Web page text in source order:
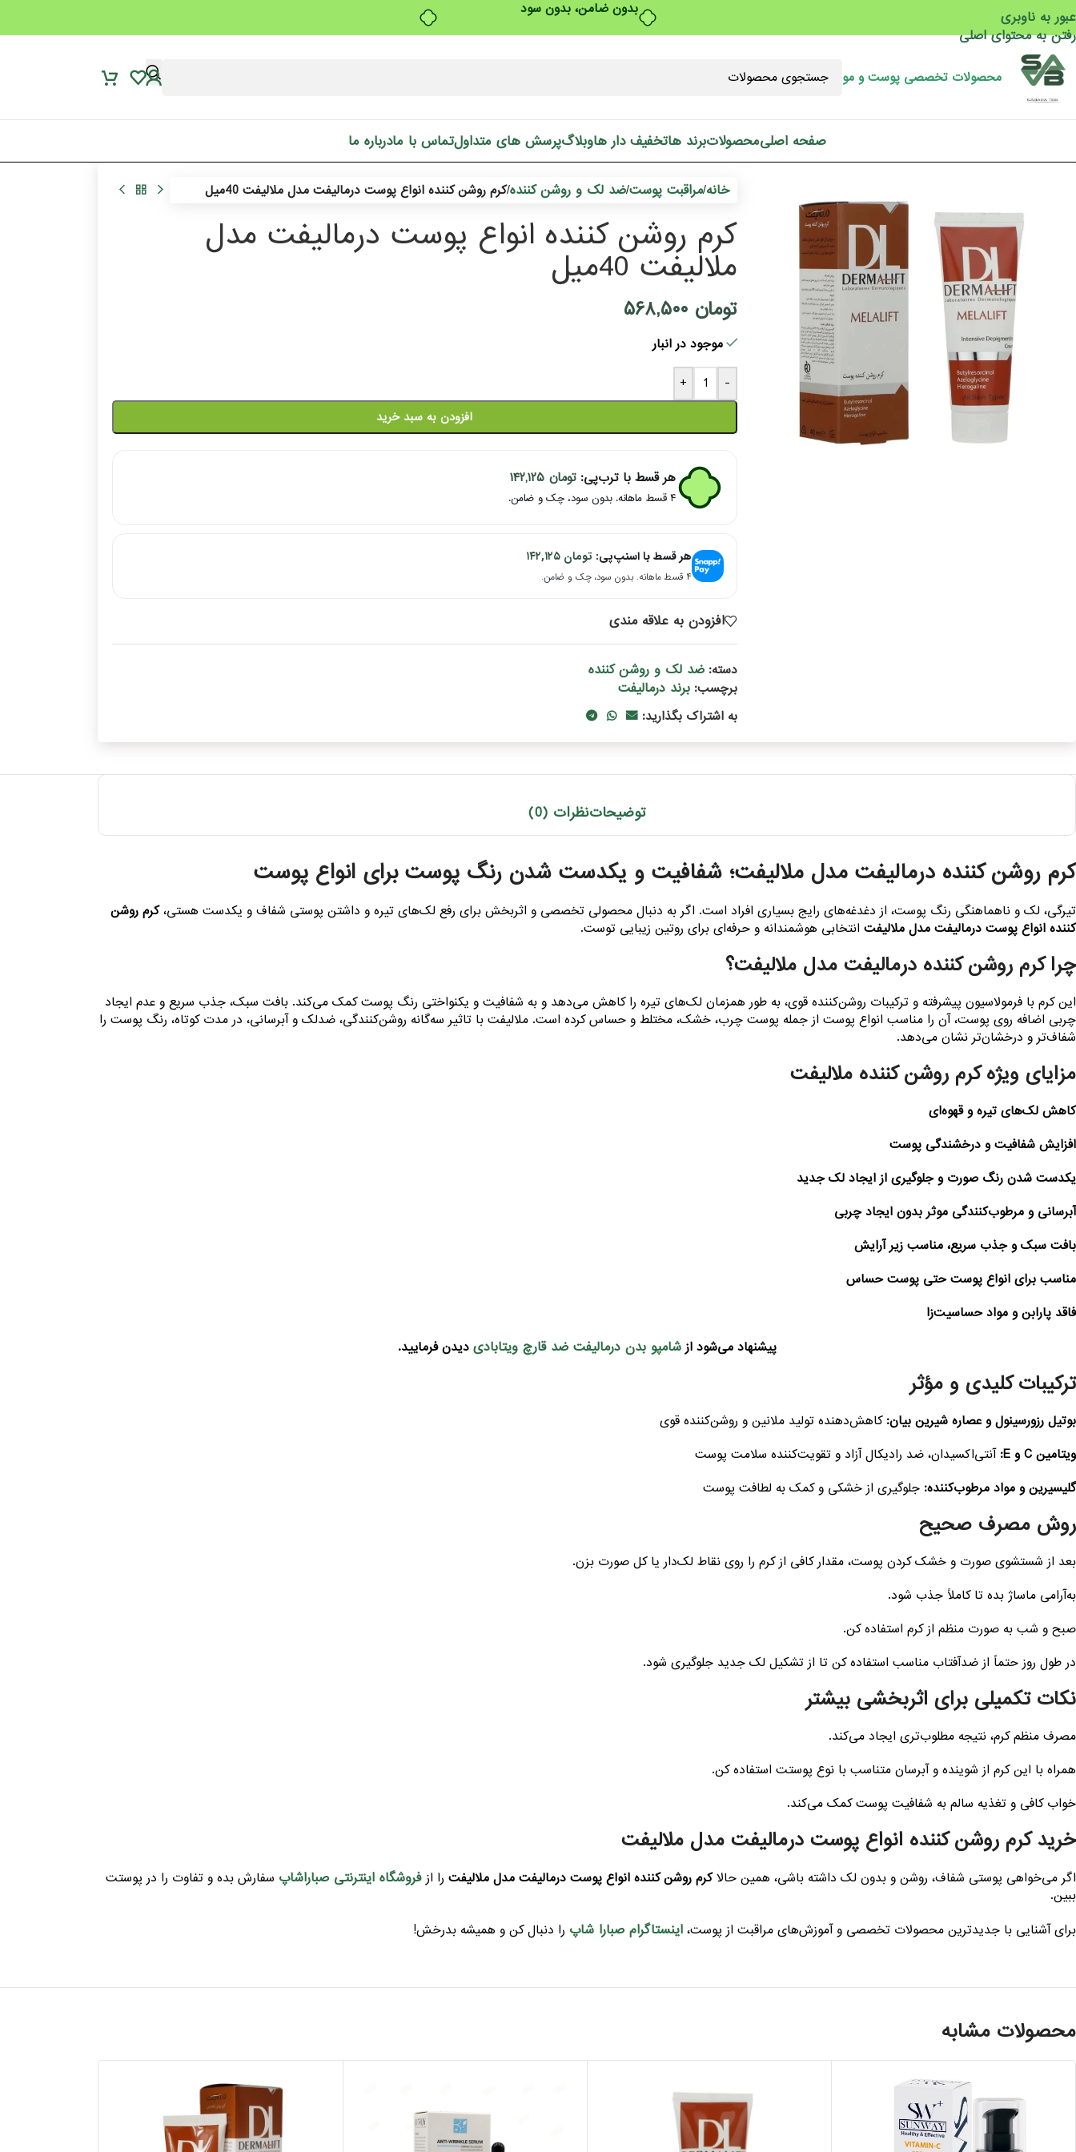
بدون ضامن، بدون سود
عبور به ناوبری
رفتن به محتوای اصلی
محصولات تخصصی پوست و مو
صفحه اصلیمحصولاتبرند هاتخفیف دار هاوبلاگپرسش های متداولتماس با مادرباره ما
خانه/مراقبت پوست/ضد لک و روشن کننده/کرم روشن کننده انواع پوست درمالیفت مدل ملالیفت 40میل
کرم روشن کننده انواع پوست درمالیفت مدل
ملالیفت 40میل
تومان ۵۶۸,۵۰۰
موجود در انبار
-
+
افزودن به سبد خرید
هر قسط با ترب‌پی:تومان ۱۴۲,۱۲۵
۴ قسط ماهانه. بدون سود، چک و ضامن.
هر قسط با اسنپ‌پی: تومان ۱۴۲,۱۲۵
۴ قسط ماهانه. بدون سود، چک و ضامن.
افزودن به علاقه مندی
دسته: ضد لک و روشن کننده
برچسب: برند درمالیفت
به اشتراک بگذارید:
توضیحاتنظرات (0)
کرم روشن کننده درمالیفت مدل ملالیفت؛ شفافیت و یکدست شدن رنگ پوست برای انواع پوست
تیرگی، لک و ناهماهنگی رنگ پوست، از دغدغه‌های رایج بسیاری افراد است. اگر به دنبال محصولی تخصصی و اثربخش برای رفع لک‌های تیره و داشتن پوستی شفاف و یکدست هستی،کرم روشن
کننده انواع پوست درمالیفت مدل ملالیفت انتخابی هوشمندانه و حرفه‌ای برای روتین زیبایی توست.
چرا کرم روشن کننده درمالیفت مدل ملالیفت؟
این کرم با فرمولاسیون پیشرفته و ترکیبات روشن‌کننده قوی، به طور همزمان لک‌های تیره را کاهش می‌دهد و به شفافیت و یکنواختی رنگ پوست کمک می‌کند. بافت سبک، جذب سریع و عدم ایجاد
چربی اضافه روی پوست، آن را مناسب انواع پوست از جمله پوست چرب، خشک، مختلط و حساس کرده است. ملالیفت با تاثیر سه‌گانه روشن‌کنندگی، ضدلک و آبرسانی، در مدت کوتاه، رنگ پوست را
شفاف‌تر و درخشان‌تر نشان می‌دهد.
مزایای ویژه کرم روشن کننده ملالیفت
کاهش لک‌های تیره و قهوه‌ای
افزایش شفافیت و درخشندگی پوست
یکدست شدن رنگ صورت و جلوگیری از ایجاد لک جدید
آبرسانی و مرطوب‌کنندگی موثر بدون ایجاد چربی
بافت سبک و جذب سریع، مناسب زیر آرایش
مناسب برای انواع پوست حتی پوست حساس
فاقد پارابن و مواد حساسیت‌زا
پیشنهاد می‌شود ازشامپو بدن درمالیفت ضد قارچ ویتابادی دیدن فرمایید.
ترکیبات کلیدی و مؤثر
بوتیل رزورسینول و عصاره شیرین بیان: کاهش‌دهنده تولید ملانین و روشن‌کننده قوی
ویتامین C و E:
آنتی‌اکسیدان، ضد رادیکال آزاد و تقویت‌کننده سلامت پوست
گلیسیرین و مواد مرطوب‌کننده: جلوگیری از خشکی و کمک به لطافت پوست
روش مصرف صحیح
بعد از شستشوی صورت و خشک کردن پوست، مقدار کافی از کرم را روی نقاط لک‌دار یا کل صورت بزن.
به‌آرامی ماساژ بده تا کاملاً جذب شود.
صبح و شب به صورت منظم از کرم استفاده کن.
در طول روز حتماً از ضدآفتاب مناسب استفاده کن تا از تشکیل لک جدید جلوگیری شود.
نکات تکمیلی برای اثربخشی بیشتر
مصرف منظم کرم، نتیجه مطلوب‌تری ایجاد می‌کند.
همراه با این کرم از شوینده و آبرسان متناسب با نوع پوستت استفاده کن.
خواب کافی و تغذیه سالم به شفافیت پوست کمک می‌کند.
خرید کرم روشن کننده انواع پوست درمالیفت مدل ملالیفت
اگر می‌خواهی پوستی شفاف، روشن و بدون لک داشته باشی، همین حالاکرم روشن کننده انواع پوست درمالیفت مدل ملالیفت را از فروشگاه اینترنتی صباراشاپ سفارش بده و تفاوت را در پوستت
ببین.
برای آشنایی با جدیدترین محصولات تخصصی و آموزش‌های مراقبت از پوست، اینستاگرام صبارا شاپ را دنبال کن و همیشه بدرخش!
محصولات مشابه